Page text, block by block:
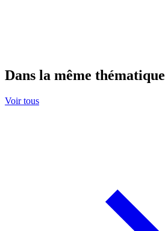
Dans la même thématique
Voir tous